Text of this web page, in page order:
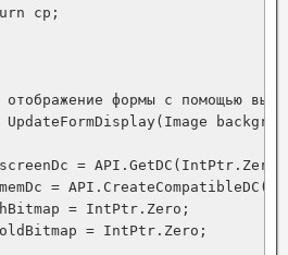
cp;
отображение формы с помощью
UpdateFormDisplay(Image
=
=
= IntPtr.Zero;
= IntPtr.Zero;